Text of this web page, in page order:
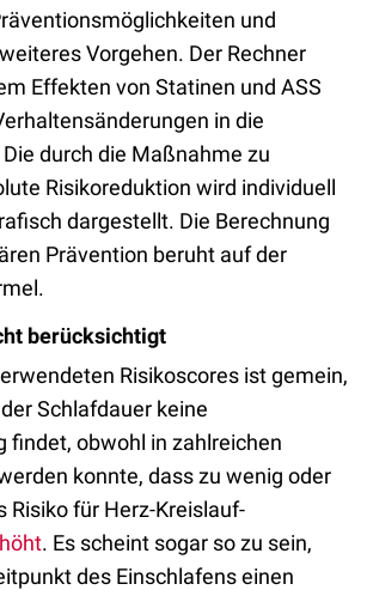
und
Vorgehen. Der Rechner
Effekten von Statinen und ASS
in die
durch die Maßnahme zu
Risikoreduktion wird individuell
dargestellt. Die Berechnung
Prävention beruht auf der
berücksichtigt
Risikoscores ist gemein,
Schlafdauer keine
findet, obwohl in zahlreichen
konnte, dass zu wenig oder
Risiko für Herz-Kreislauf-
. Es scheint sogar so zu sein,
des Einschlafens einen